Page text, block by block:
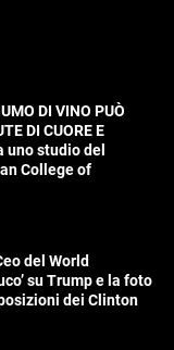
DI VINO PUÒ
DI CUORE E
uno studio del
College of
del World
su Trump e la foto
dei Clinton